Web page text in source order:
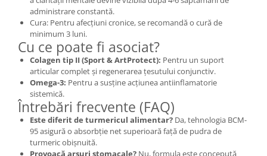
administrare constantă.
Cura: Pentru afecțiuni cronice, se recomandă o cură de
minimum 3 luni.
Cu ce poate fi asociat?
Colagen tip II (Sport & ArtProtect): Pentru un suport
articular complet și regenerarea țesutului conjunctiv.
Omega-3: Pentru a susține acțiunea antiinflamatorie
sistemică.
Întrebări frecvente (FAQ)
Este diferit de turmericul alimentar? Da, tehnologia BCM-
95 asigură o absorbție net superioară față de pudra de
turmeric obișnuită.
Provoacă arsuri stomacale? Nu, formula este concepută